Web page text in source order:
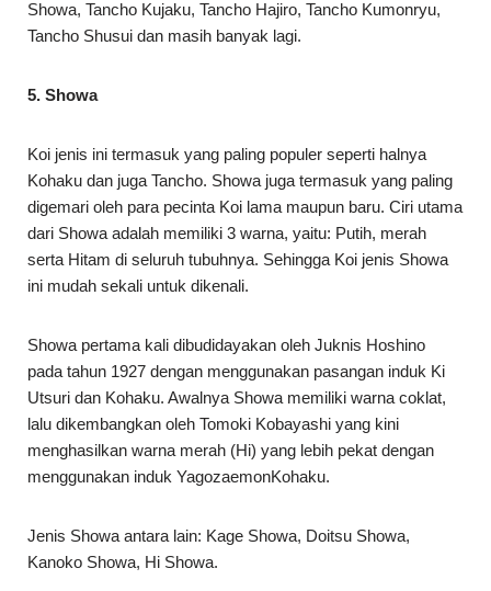
Showa, Tancho Kujaku, Tancho Hajiro, Tancho Kumonryu,
Tancho Shusui dan masih banyak lagi.
5. Showa
Koi jenis ini termasuk yang paling populer seperti halnya
Kohaku dan juga Tancho. Showa juga termasuk yang paling
digemari oleh para pecinta Koi lama maupun baru. Ciri utama
dari Showa adalah memiliki 3 warna, yaitu: Putih, merah
serta Hitam di seluruh tubuhnya. Sehingga Koi jenis Showa
ini mudah sekali untuk dikenali.
Showa pertama kali dibudidayakan oleh Juknis Hoshino
pada tahun 1927 dengan menggunakan pasangan induk Ki
Utsuri dan Kohaku. Awalnya Showa memiliki warna coklat,
lalu dikembangkan oleh Tomoki Kobayashi yang kini
menghasilkan warna merah (Hi) yang lebih pekat dengan
menggunakan induk YagozaemonKohaku.
Jenis Showa antara lain: Kage Showa, Doitsu Showa,
Kanoko Showa, Hi Showa.